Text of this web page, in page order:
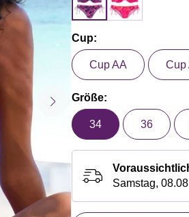
Cup:
Cup AA Cup
Größe:
34 36
Samstag,